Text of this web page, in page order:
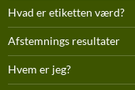
Hvad er etiketten værd?
Afstemnings resultater
Hvem er jeg?